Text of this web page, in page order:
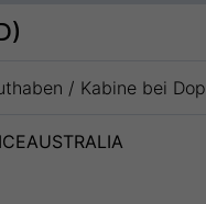
/ Kabine bei